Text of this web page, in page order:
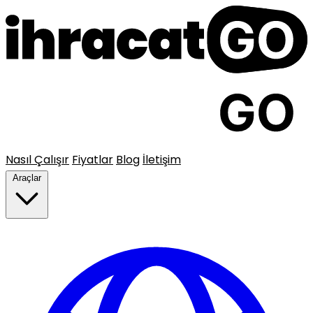
Nasıl Çalışır Fiyatlar Blog İletişim
Araçlar